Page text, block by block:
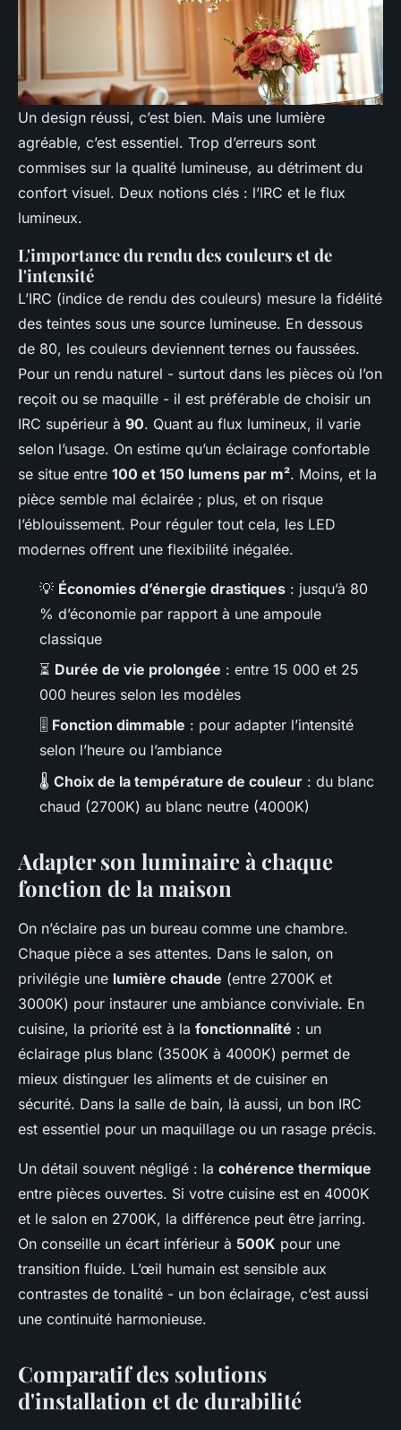
Un design réussi, c’est bien. Mais une lumière
agréable, c’est essentiel. Trop d’erreurs sont
commises sur la qualité lumineuse, au détriment du
confort visuel. Deux notions clés : l’IRC et le flux
lumineux.
L'importance du rendu des couleurs et de
l'intensité
L’IRC (indice de rendu des couleurs) mesure la fidélité
des teintes sous une source lumineuse. En dessous
de 80, les couleurs deviennent ternes ou faussées.
Pour un rendu naturel - surtout dans les pièces où l’on
reçoit ou se maquille - il est préférable de choisir un
IRC supérieur à 90. Quant au flux lumineux, il varie
selon l’usage. On estime qu’un éclairage confortable
se situe entre 100 et 150 lumens par m². Moins, et la
pièce semble mal éclairée ; plus, et on risque
l’éblouissement. Pour réguler tout cela, les LED
modernes offrent une flexibilité inégalée.
💡 Économies d’énergie drastiques : jusqu’à 80
% d’économie par rapport à une ampoule
classique
⏳ Durée de vie prolongée : entre 15 000 et 25
000 heures selon les modèles
🎚️ Fonction dimmable : pour adapter l’intensité
selon l’heure ou l’ambiance
🌡️ Choix de la température de couleur : du blanc
chaud (2700K) au blanc neutre (4000K)
Adapter son luminaire à chaque
fonction de la maison
On n’éclaire pas un bureau comme une chambre.
Chaque pièce a ses attentes. Dans le salon, on
privilégie une lumière chaude (entre 2700K et
3000K) pour instaurer une ambiance conviviale. En
cuisine, la priorité est à la fonctionnalité : un
éclairage plus blanc (3500K à 4000K) permet de
mieux distinguer les aliments et de cuisiner en
sécurité. Dans la salle de bain, là aussi, un bon IRC
est essentiel pour un maquillage ou un rasage précis.
Un détail souvent négligé : la cohérence thermique
entre pièces ouvertes. Si votre cuisine est en 4000K
et le salon en 2700K, la différence peut être jarring.
On conseille un écart inférieur à 500K pour une
transition fluide. L’œil humain est sensible aux
contrastes de tonalité - un bon éclairage, c’est aussi
une continuité harmonieuse.
Comparatif des solutions
d'installation et de durabilité